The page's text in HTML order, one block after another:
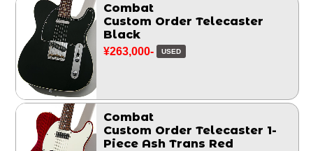
Combat
Custom Order Telecaster
Black
¥263,000- USED
Combat
Custom Order Telecaster 1-
Piece Ash Trans Red